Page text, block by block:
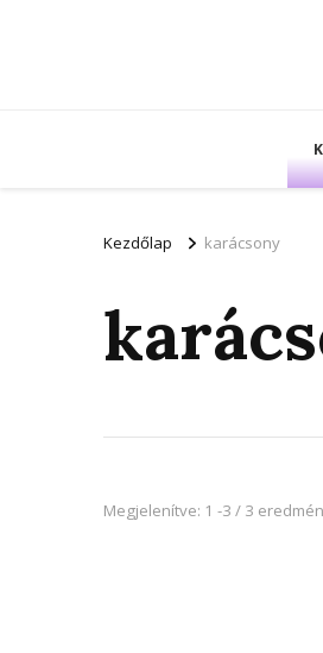
Kezdőlap karácsony
Megjelenítve: 1 -3 / 3